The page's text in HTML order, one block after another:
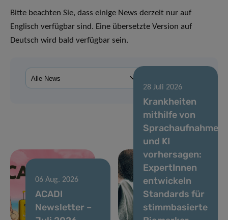
Bitte beachten Sie, dass einige News derzeit nur auf
Englisch verfügbar sind. Eine übersetzte Version auf
Deutsch wird bald verfügbar sein.
06 Aug. 2026
ACADI
Newsletter –
28 Juli 2026
Krankheiten
mithilfe von
Sprachaufnahmen
und KI
vorhersagen:
ExpertInnen
entwickeln
Standards für
stimmbasierte